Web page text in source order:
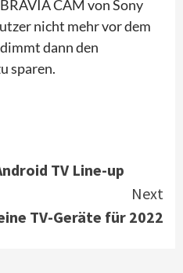
CAM von Sony
nicht mehr vor dem
dann den
sparen.
TV Line-up
Next
TV-Geräte für 2022